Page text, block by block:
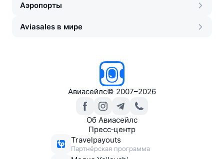
Аэропорты
Aviasales в мире
Авиасейлс© 2007–2026
Об Авиасейлс
Пресс‑центр
Travelpayouts
Партнёрская программа